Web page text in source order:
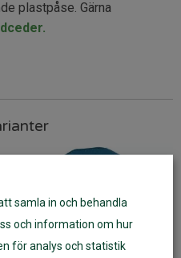
plastpåse. Gärna
samla in och behandla
och information om hur
för analys och statistik